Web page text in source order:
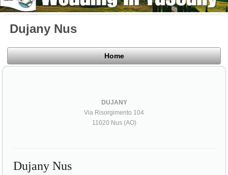
Dujany Nus
Home
DUJANY
Via Risorgimento 104
11020 Nus (AO)
Dujany Nus